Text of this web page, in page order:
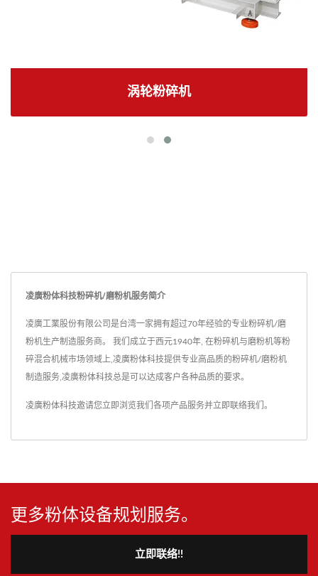
涡轮粉碎机
凌廣粉体科技粉碎机/磨粉机服务简介
凌廣工業股份有限公司是台湾一家拥有超过70年经验的专业粉碎机/磨
粉机生产制造服务商。 我们成立于西元1940年, 在粉碎机与磨粉机等粉
碎混合机械市场领域上,凌廣粉体科技提供专业高品质的粉碎机/磨粉机
制造服务,凌廣粉体科技总是可以达成客户各种品质的要求。
凌廣粉体科技邀请您立即浏览我们各项产品服务并立即联络我们 。
更多粉体设备规划服务。
立即联络!!